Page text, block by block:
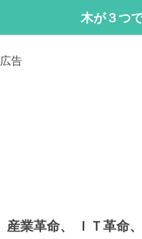
木が３つ
広告
産業革命、 ＩＴ革命